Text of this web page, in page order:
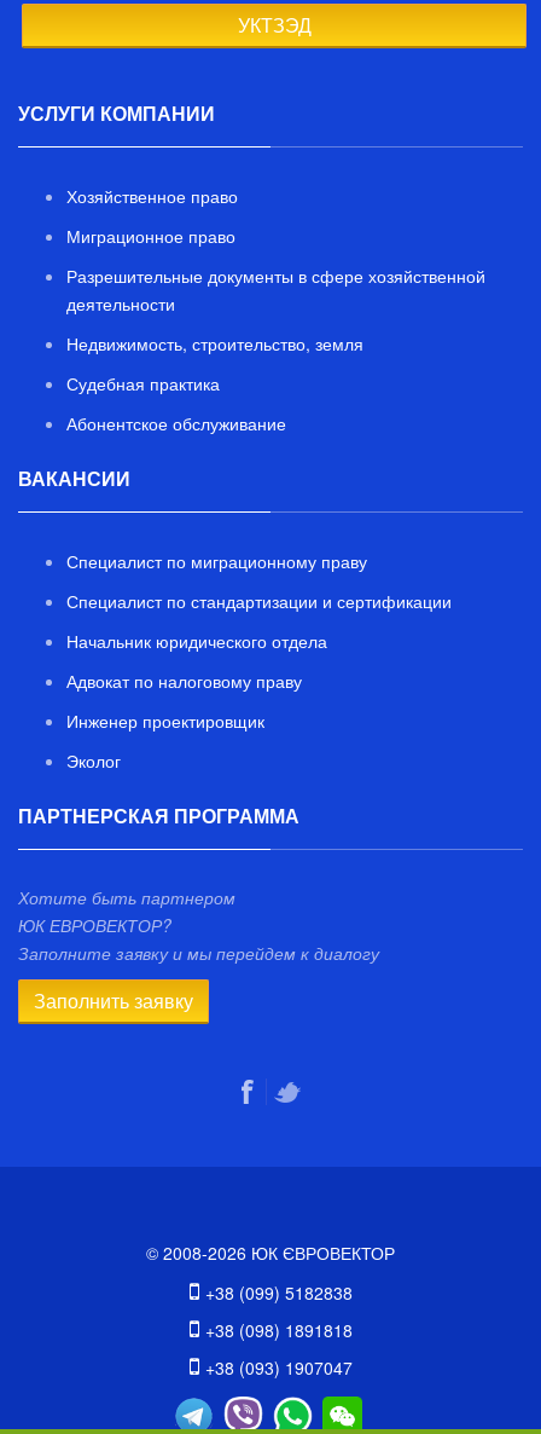
УКТЗЭД
УСЛУГИ КОМПАНИИ
Хозяйственное право
Миграционное право
Разрешительные документы в сфере хозяйственной
деятельности
Недвижимость, строительство, земля
Судебная практика
Абонентское обслуживание
ВАКАНСИИ
Специалист по миграционному праву
Специалист по стандартизации и сертификации
Начальник юридического отдела
Адвокат по налоговому праву
Инженер проектировщик
Эколог
ПАРТНЕРСКАЯ ПРОГРАММА
Хотите быть партнером
ЮК ЕВРОВЕКТОР?
Заполните заявку и мы перейдем к диалогу
Заполнить заявку
© 2008-2026 ЮК ЄВРОВЕКТОР
+38 (099) 5182838
+38 (098) 1891818
+38 (093) 1907047